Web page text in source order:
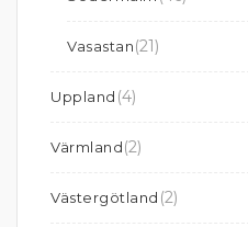
Vasastan(21)
Uppland (4)
Värmland(2)
Västergötland (2)